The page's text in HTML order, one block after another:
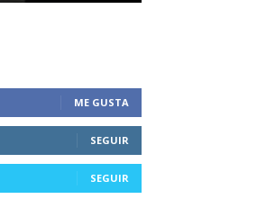
ME GUSTA
SEGUIR
SEGUIR